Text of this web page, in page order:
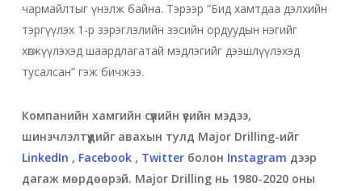
чармайлтыг үнэлж байна. Тэрээр “Бид хамтдаа дэлхийн
тэргүүлэх 1-р зэрэглэлийн зэсийн ордуудын нэгийг
хөгжүүлэхэд шаардлагатай мэдлэгийг дээшлүүлэхэд
тусалсан” гэж бичжээ.
Компанийн хамгийн сүүлийн үеийн мэдээ,
шинэчлэлтүүдийг авахын тулд Major Drilling-ийг
LinkedIn , Facebook, Twitterболон Instagram дээр
дагаж мөрдөөрэй. Major Drilling нь 1980-2020 оны